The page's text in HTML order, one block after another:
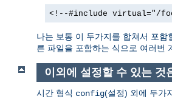
<!--#include virtual="/
나는 보통 이 두가지를 합쳐서 포함
른 파일을 포함하는 식으로 여러번
이외에 설정할 수 있는 것
시간 형식 config(설정) 외에 두가